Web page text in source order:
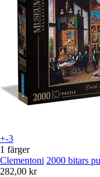
+-3
1 färger
Clementoni 2000 bitars
282,00 kr